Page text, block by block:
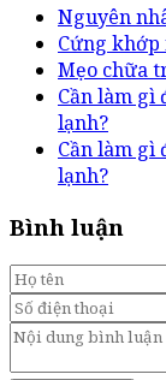
Nguyên
Cứng khớp
Mẹo chữa
Cần làm
lạnh?
Cần làm
lạnh?
Bình luận